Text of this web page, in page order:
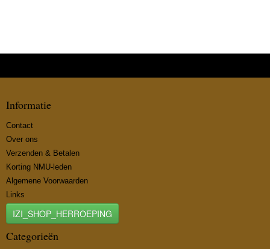
Informatie
Contact
Over ons
Verzenden & Betalen
Korting NMU-leden
Algemene Voorwaarden
Links
IZI_SHOP_HERROEPING
Categorieën